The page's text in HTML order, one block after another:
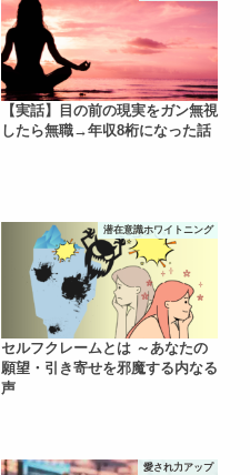
【実話】目の前の現実をガン無視
したら無職→年収8桁になった話
潜在意識ホワイトニング
セルフクレームとは ～あなたの
願望・引き寄せを邪魔する内なる
声
愛され力アップ